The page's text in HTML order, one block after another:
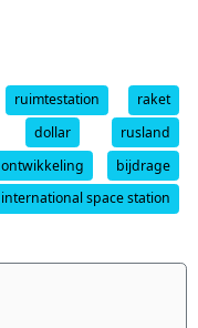
ruimtestation
raket
dollar
rusland
ontwikkeling
bijdrage
international space station